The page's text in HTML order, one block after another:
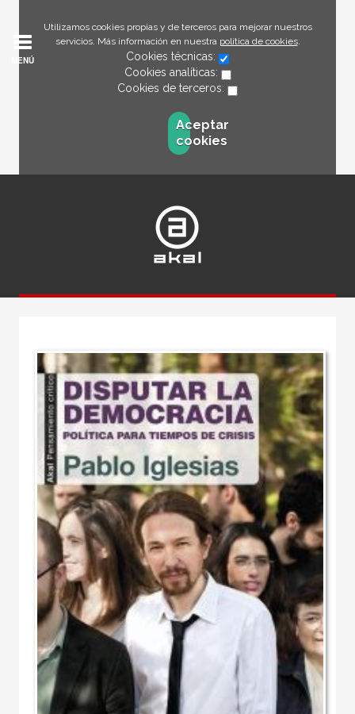
Utilizamos cookies propias y de terceros para mejorar nuestros
servicios. Más información en nuestra política de cookies.
Cookies técnicas:
Cookies analíticas:
Cookies de terceros:
Aceptar
cookies
MENÚ